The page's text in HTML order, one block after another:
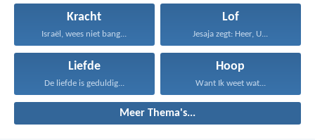
Kracht
Israël, wees niet bang...
Lof
Jesaja zegt: Heer, U...
Liefde
De liefde is geduldig...
Hoop
Want Ik weet wat...
Meer Thema's...